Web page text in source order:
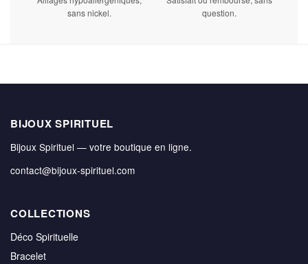
sans nickel.
question.
BIJOUX SPIRITUEL
Bijoux Spirituel — votre boutique en ligne.
contact@bijoux-spirituel.com
COLLECTIONS
Déco Spirituelle
Bracelet